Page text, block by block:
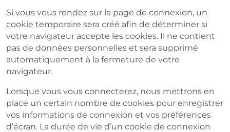
Si vous vous rendez sur la page de connexion, un
cookie temporaire sera créé afin de déterminer si
votre navigateur accepte les cookies. Il ne contient
pas de données personnelles et sera supprimé
automatiquement à la fermeture de votre
navigateur.
Lorsque vous vous connecterez, nous mettrons en
place un certain nombre de cookies pour enregistrer
vos informations de connexion et vos préférences
d’écran. La durée de vie d’un cookie de connexion